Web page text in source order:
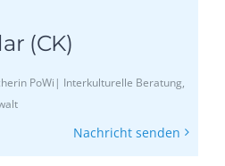
(CK)
PoWi| Interkulturelle Beratung,
Nachricht senden